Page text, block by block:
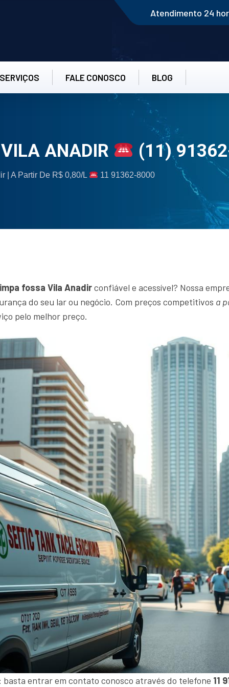
Atendimento 24
SERVIÇOS FALE CONOSCO BLOG
ANADIR (11)
| A Partir De R$ 0,80/L 11 91362-8000
fossa Vila Anadirconfiável e acessível? Nossa
do seu lar ou negócio. Com preços competitivos a
pelo melhor preço.
entrar em contato conosco através do telefone 11